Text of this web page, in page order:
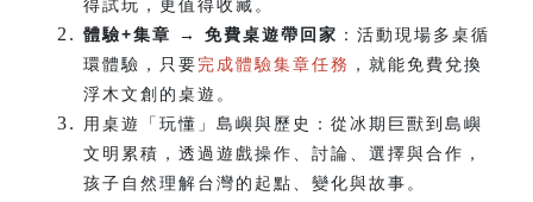
得試玩，更值得收藏。
體驗+集章 → 免費桌遊帶回家 ：活動現場多桌循
環體驗，只要完成體驗集章任務 ，就能免費兌換
浮木文創的桌遊。
用桌遊「玩懂」島嶼與歷史：從冰期巨獸到島嶼
文明累積，透過遊戲操作、討論、選擇與合作，
孩子自然理解台灣的起點、變化與故事。